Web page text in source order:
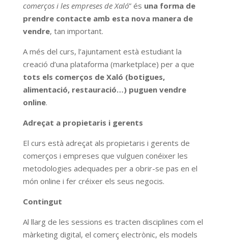
comerços i les empreses de Xaló” és una forma de
prendre contacte amb esta nova manera de
vendre, tan important.
A més del curs, l’ajuntament està estudiant la
creació d’una plataforma (marketplace) per a que
tots els comerços de Xaló (botigues,
alimentació, restauració…) puguen vendre
online.
Adreçat a propietaris i gerents
El curs està adreçat als propietaris i gerents de
comerços i empreses que vulguen conéixer les
metodologies adequades per a obrir-se pas en el
món online i fer créixer els seus negocis.
Contingut
Al llarg de les sessions es tracten disciplines com el
màrketing digital, el comerç electrònic, els models